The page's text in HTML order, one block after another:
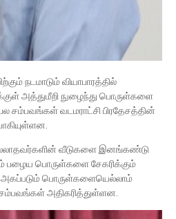
நடமாடும் வியாபாரத்தில்
அத்துமீறி நுழைந்து பொருள்களை
சம்பவங்கள் வடமராட்சி பிரதேசத்தின்
வீடுகளை இனங்கண்டு
பழைய பொருள்களை சேகரிக்கும்
பொருள்களையெல்லாம்
அதிகரித்துள்ளன.